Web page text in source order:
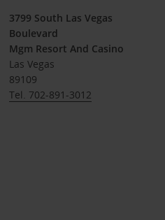
3799 South Las Vegas
Boulevard
Mgm Resort And Casino
Las Vegas
89109
Tel. 702-891-3012